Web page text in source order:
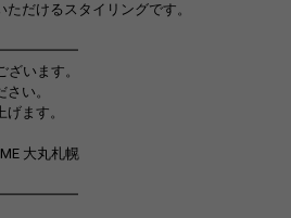
だけるスタイリングです。
います。
い。
ます。
大丸札幌